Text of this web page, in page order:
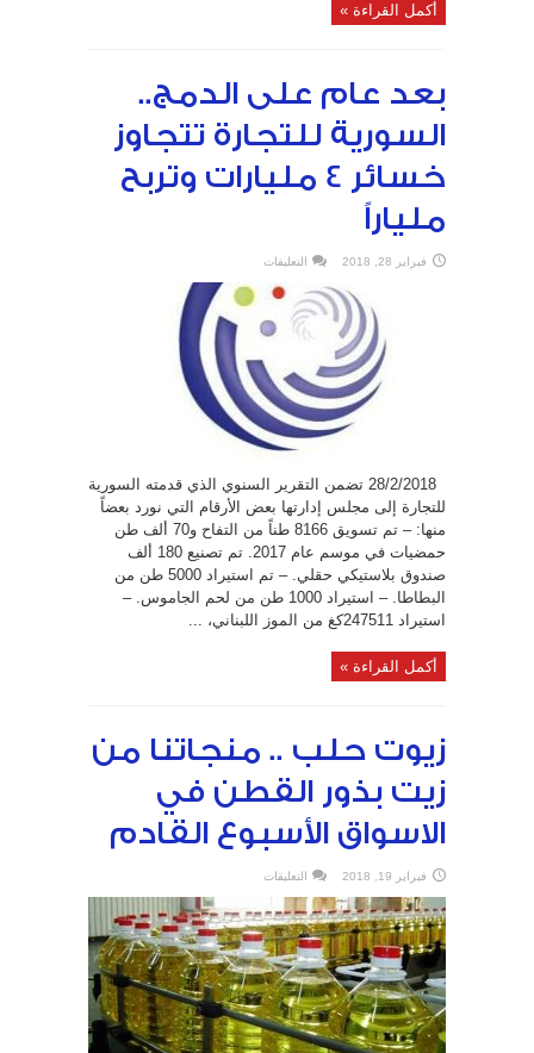
أكمل القراءة »
بعد عام على الدمج..
السورية للتجارة تتجاوز
خسائر 4 مليارات وتربح
ملياراً
فبراير 28, 2018 التعليقات
عام
على
الدمج..
السورية
للتجارة
تتجاوز
خسائر
4
مليارات
وتربح
ملياراً
مغلقة
28/2/2018 تضمن التقرير السنوي الذي قدمته السورية
للتجارة إلى مجلس إدارتها بعض الأرقام التي نورد بعضاً
منها: – تم تسويق 8166 طناً من التفاح و70 ألف طن
حمضيات في موسم عام 2017. تم تصنيع 180 ألف
صندوق بلاستيكي حقلي. – تم استيراد 5000 طن من
البطاطا. – استيراد 1000 طن من لحم الجاموس. –
استيراد 247511كغ من الموز اللبناني، ...
أكمل القراءة »
زيوت حلب .. منجاتنا من
زيت بذور القطن في
الاسواق الأسبوع القادم
فبراير 19, 2018 التعليقات
..
منجاتنا
من
زيت
بذور
القطن
في
الاسواق
الأسبوع
القادم
مغلقة